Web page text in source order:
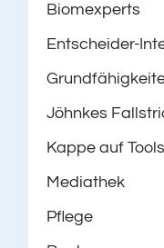
Biomexperts
Entscheider-
Jöhnkes
Kappe auf
Mediathek
Pflege